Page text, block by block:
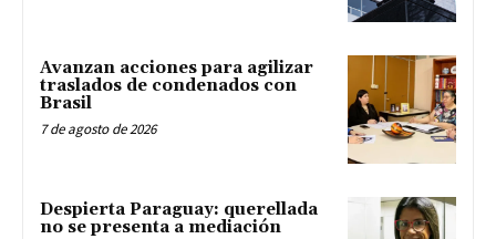
Avanzan acciones para agilizar
traslados de condenados con
Brasil
7 de agosto de 2026
Despierta Paraguay: querellada
no se presenta a mediación